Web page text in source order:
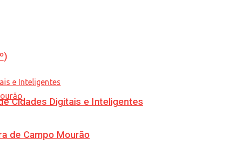
de Campo Mourão
Cidades Digitais e Inteligentes